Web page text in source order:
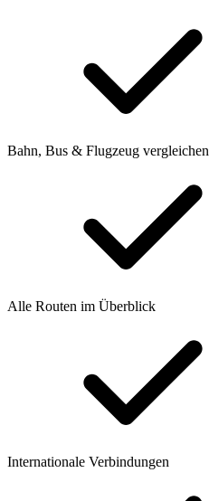
Bahn, Bus & Flugzeug vergleichen
Alle Routen im Überblick
Internationale Verbindungen